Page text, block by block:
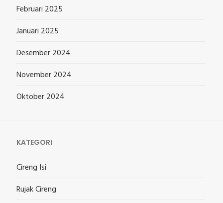
Februari 2025
Januari 2025
Desember 2024
November 2024
Oktober 2024
KATEGORI
Cireng Isi
Rujak Cireng